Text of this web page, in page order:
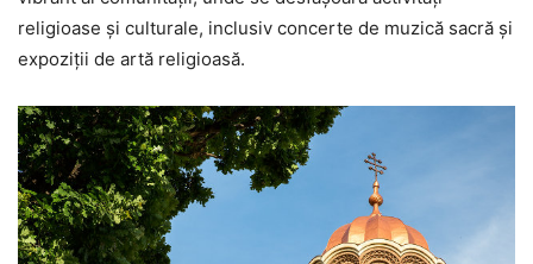
religioase și culturale, inclusiv concerte de muzică sacră și
expoziții de artă religioasă.